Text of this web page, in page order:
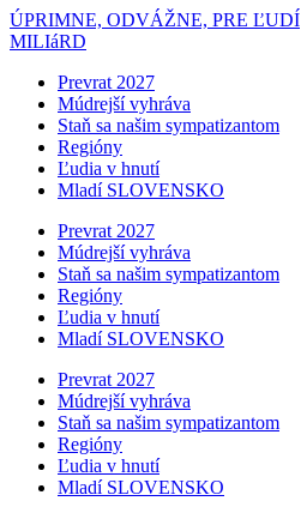
ÚPRIMNE, ODVÁŽNE, PRE ĽUDÍ
MILIáRD
Prevrat 2027
Múdrejší vyhráva
Staň sa našim sympatizantom
Regióny
Ľudia v hnutí
Mladí SLOVENSKO
Prevrat 2027
Múdrejší vyhráva
Staň sa našim sympatizantom
Regióny
Ľudia v hnutí
Mladí SLOVENSKO
Prevrat 2027
Múdrejší vyhráva
Staň sa našim sympatizantom
Regióny
Ľudia v hnutí
Mladí SLOVENSKO